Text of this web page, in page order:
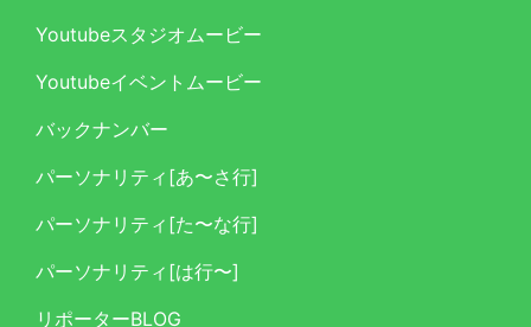
Youtubeスタジオムービー
Youtubeイベントムービー
バックナンバー
パーソナリティ[あ〜さ行]
パーソナリティ[た〜な行]
パーソナリティ[は行〜]
リポーターBLOG